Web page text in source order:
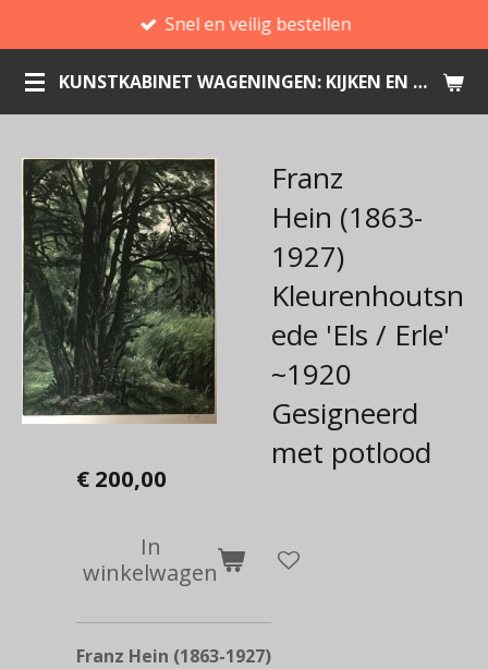
direct
naar
de
KUNSTKABINET WAGENINGEN: KIJKEN EN KOPEN
Snel en veilig bestellen
Franz
Hein (1863-
1927)
Kleurenhoutsn
ede 'Els / Erle'
~1920
Gesigneerd
met potlood
€ 200,00
In
winkelwagen
Franz Hein (1863-1927)